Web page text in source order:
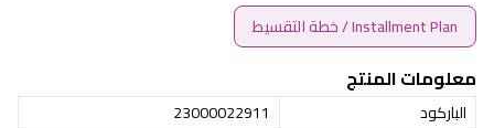
Installment Plan / خطة التقسيط
معلومات المنتج
الباركود
23000022911